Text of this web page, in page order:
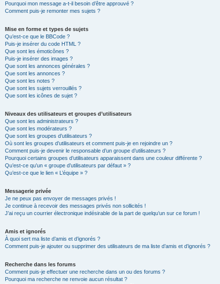
Pourquoi mon message a-t-il besoin d’être approuvé ?
Comment puis-je remonter mes sujets ?
Mise en forme et types de sujets
Qu’est-ce que le BBCode ?
Puis-je insérer du code HTML ?
Que sont les émoticônes ?
Puis-je insérer des images ?
Que sont les annonces générales ?
Que sont les annonces ?
Que sont les notes ?
Que sont les sujets verrouillés ?
Que sont les icônes de sujet ?
Niveaux des utilisateurs et groupes d’utilisateurs
Que sont les administrateurs ?
Que sont les modérateurs ?
Que sont les groupes d’utilisateurs ?
Où sont les groupes d’utilisateurs et comment puis-je en rejoindre un ?
Comment puis-je devenir le responsable d’un groupe d’utilisateurs ?
Pourquoi certains groupes d’utilisateurs apparaissent dans une couleur différente ?
Qu’est-ce qu’un « groupe d’utilisateurs par défaut » ?
Qu’est-ce que le lien « L’équipe » ?
Messagerie privée
Je ne peux pas envoyer de messages privés !
Je continue à recevoir des messages privés non sollicités !
J’ai reçu un courrier électronique indésirable de la part de quelqu’un sur ce forum !
Amis et ignorés
À quoi sert ma liste d’amis et d’ignorés ?
Comment puis-je ajouter ou supprimer des utilisateurs de ma liste d’amis et d’ignorés ?
Recherche dans les forums
Comment puis-je effectuer une recherche dans un ou des forums ?
Pourquoi ma recherche ne renvoie aucun résultat ?